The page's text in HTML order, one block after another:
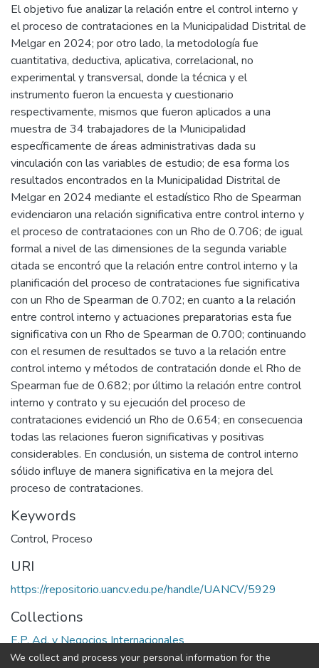
El objetivo fue analizar la relación entre el control interno y
el proceso de contrataciones en la Municipalidad Distrital de
Melgar en 2024; por otro lado, la metodología fue
cuantitativa, deductiva, aplicativa, correlacional, no
experimental y transversal, donde la técnica y el
instrumento fueron la encuesta y cuestionario
respectivamente, mismos que fueron aplicados a una
muestra de 34 trabajadores de la Municipalidad
específicamente de áreas administrativas dada su
vinculación con las variables de estudio; de esa forma los
resultados encontrados en la Municipalidad Distrital de
Melgar en 2024 mediante el estadístico Rho de Spearman
evidenciaron una relación significativa entre control interno y
el proceso de contrataciones con un Rho de 0.706; de igual
formal a nivel de las dimensiones de la segunda variable
citada se encontró que la relación entre control interno y la
planificación del proceso de contrataciones fue significativa
con un Rho de Spearman de 0.702; en cuanto a la relación
entre control interno y actuaciones preparatorias esta fue
significativa con un Rho de Spearman de 0.700; continuando
con el resumen de resultados se tuvo a la relación entre
control interno y métodos de contratación donde el Rho de
Spearman fue de 0.682; por último la relación entre control
interno y contrato y su ejecución del proceso de
contrataciones evidenció un Rho de 0.654; en consecuencia
todas las relaciones fueron significativas y positivas
considerables. En conclusión, un sistema de control interno
sólido influye de manera significativa en la mejora del
proceso de contrataciones.
Keywords
Control, Proceso
URI
https://repositorio.uancv.edu.pe/handle/UANCV/5929
Collections
E.P. Ad. y Negocios Internacionales
We collect and process your personal information for the